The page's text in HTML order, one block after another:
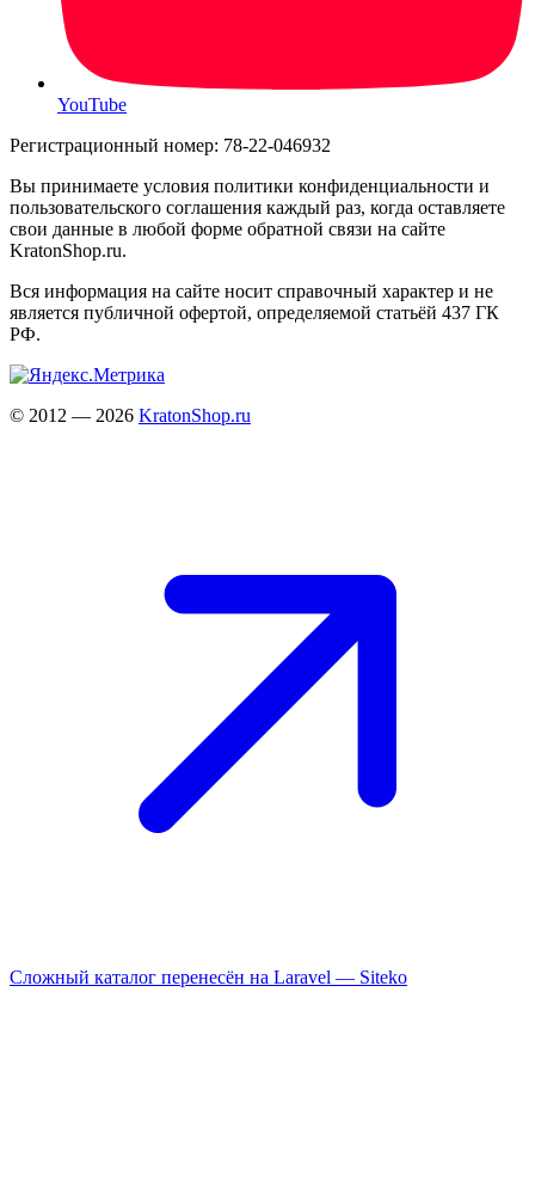
YouTube
Регистрационный номер: 78-22-046932
Вы принимаете условия политики конфиденциальности и
пользовательского соглашения каждый раз, когда оставляете
свои данные в любой форме обратной связи на сайте
KratonShop.ru.
Вся информация на сайте носит справочный характер и не
является публичной офертой, определяемой статьёй 437 ГК
РФ.
© 2012 — 2026 KratonShop.ru
Сложный каталог перенесён на Laravel — Siteko